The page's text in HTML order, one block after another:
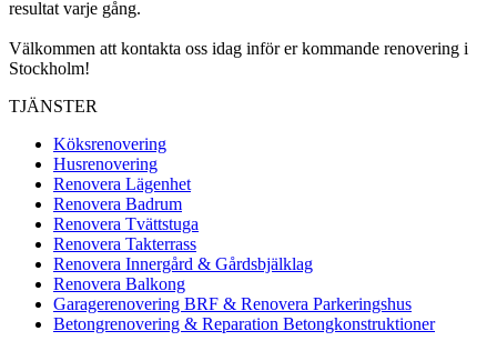
resultat varje gång.
Välkommen att kontakta oss idag inför er kommande renovering i
Stockholm!
TJÄNSTER
Köksrenovering
Husrenovering
Renovera Lägenhet
Renovera Badrum
Renovera Tvättstuga
Renovera Takterrass
Renovera Innergård & Gårdsbjälklag
Renovera Balkong
Garagerenovering BRF & Renovera Parkeringshus
Betongrenovering & Reparation Betongkonstruktioner